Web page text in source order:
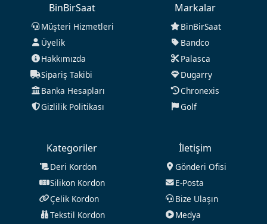
BinBirSaat
Müşteri Hizmetleri
Üyelik
Hakkımızda
Sipariş Takibi
Banka Hesapları
Gizlilik Politikası
Markalar
BinBirSaat
Bandco
Palasca
Dugarry
Chronexis
Golf
Kategoriler
Deri Kordon
Silikon Kordon
Çelik Kordon
Tekstil Kordon
İletişim
Gönderi Ofisi
E-Posta
Bize Ulaşın
Medya